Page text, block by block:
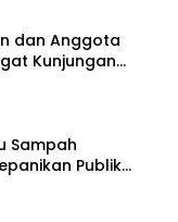
dan Anggota
Kunjungan
yang Baru
Sampah
Publik
RT